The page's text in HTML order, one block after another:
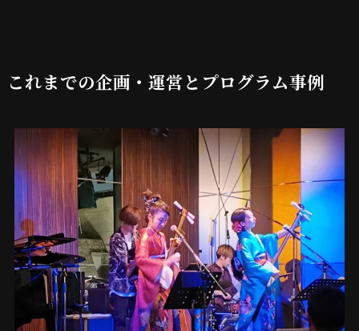
これまでの企画・運営とプログラム事例